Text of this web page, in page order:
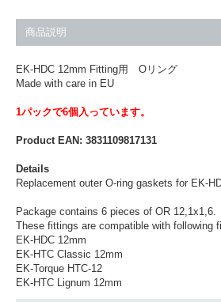
商品説明
EK-HDC 12mm Fitting用 Oリング
Made with care in EU
1パックで6個入っています。
Product EAN: 3831109817131
Details
Replacement outer O-ring gaskets for EK-
Package contains 6 pieces of OR 12,1x1,6.
These fittings are compatible with following
EK-HDC 12mm
EK-HTC Classic 12mm
EK-Torque HTC-12
EK-HTC Lignum 12mm